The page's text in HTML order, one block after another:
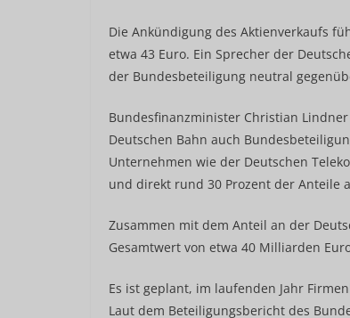
Die Ankündigung des Aktienverkaufs
etwa 43 Euro. Ein Sprecher der
der Bundesbeteiligung neutral
Bundesfinanzminister Christian
Deutschen Bahn auch
Unternehmen wie der Deutschen
und direkt rund 30 Prozent der Anteile
Zusammen mit dem Anteil an der
Gesamtwert von etwa 40 Milliarden
Es ist geplant, im laufenden Jahr
Laut dem Beteiligungsbericht des